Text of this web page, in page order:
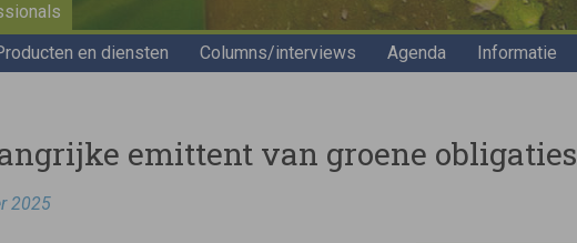
en diensten Columns/interviews Agenda Informatie
emittent van groene obligaties
2025